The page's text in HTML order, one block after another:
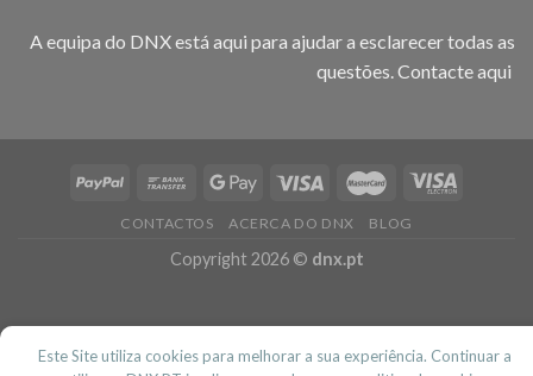
A equipa do DNX está aqui para ajudar a esclarecer todas as
questões.Contacte aqui
CONTACTOS ACERCA DO DNX BLOG
Copyright 2026 © dnx.pt
Este Site utiliza cookies para melhorar a sua experiência. Continuar a